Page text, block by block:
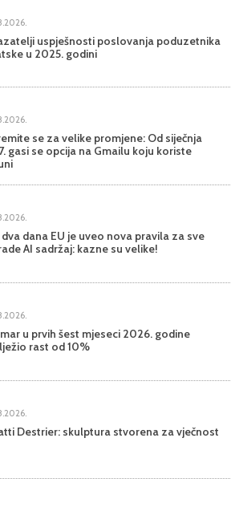
uspješnosti poslovanja poduzetnika
u 2025. godini
se za velike promjene: Od siječnja
gasi se opcija na Gmailu koju koriste
dva dana EU je uveo nova pravila za sve
AI sadržaj: kazne su velike!
u prvih šest mjeseci 2026. godine
rast od 10%
Destrier: skulptura stvorena za vječnost